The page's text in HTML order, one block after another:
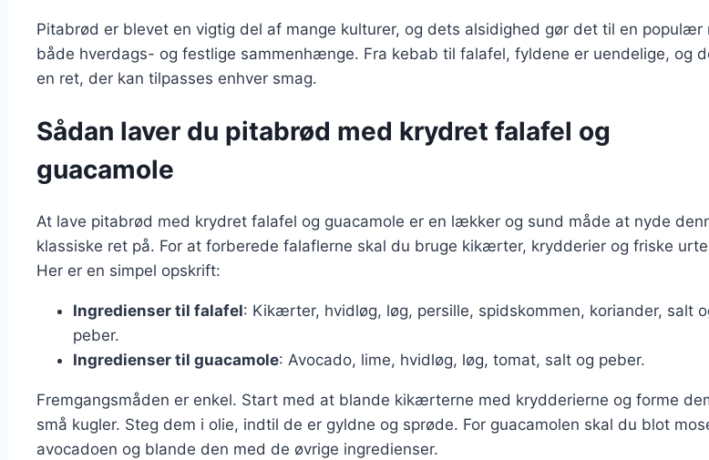
Pitabrød er blevet en vigtig del af mange kulturer, og dets alsidighed gør det til en populær
både hverdags- og festlige sammenhænge. Fra kebab til falafel, fyldene er uendelige, og
en ret, der kan tilpasses enhver smag.
Sådan laver du pitabrød med krydret falafel og
guacamole
At lave pitabrød med krydret falafel og guacamole er en lækker og sund måde at nyde
klassiske ret på. For at forberede falaflerne skal du bruge kikærter, krydderier og friske
Her er en simpel opskrift:
Ingredienser til falafel: Kikærter, hvidløg, løg, persille, spidskommen, koriander, salt
peber.
Ingredienser til guacamole: Avocado, lime, hvidløg, løg, tomat, salt og peber.
Fremgangsmåden er enkel. Start med at blande kikærterne med krydderierne og forme
små kugler. Steg dem i olie, indtil de er gyldne og sprøde. For guacamolen skal du blot
avocadoen og blande den med de øvrige ingredienser.